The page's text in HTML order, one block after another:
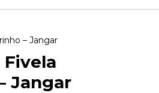
– Jangar
Fivela
Jangar